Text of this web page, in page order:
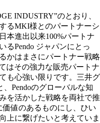
INDUSTRY”のとおり、
るMKI様とのパートナーシ
本進出以来100%パートナ
るPendo ジャパンにとっ
かはまさにパートナー戦略
はその強力な販売パートナ
も心強い限りです。三井グ
Pendoのグローバルな知
を活かした戦略を両社で推
値のあるものにし、ひい
上に繋げたいと考えていま